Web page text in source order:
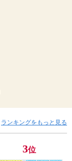
ランキングをもっと見る
3位